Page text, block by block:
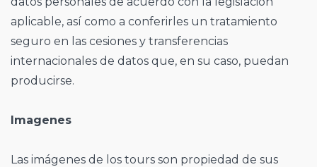
aplicable, así como a conferirles un tratamiento
seguro en las cesiones y transferencias
internacionales de datos que, en su caso, puedan
producirse.
Imagenes
Las imágenes de los tours son propiedad de sus